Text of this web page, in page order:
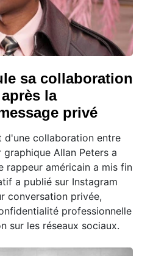
sa collaboration
la
privé
d'une collaboration entre
Allan Peters a
rappeur américain a mis fin
a publié sur Instagram
conversation privée,
professionnelle
sur les réseaux sociaux.